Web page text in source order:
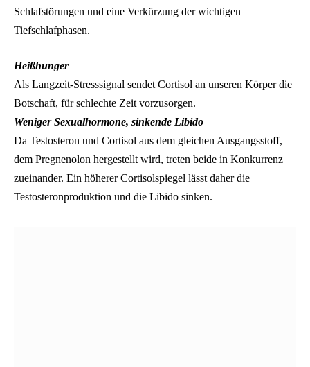
Schlafstörungen und eine Verkürzung der wichtigen
Tiefschlafphasen.
Heißhunger
Als Langzeit-Stresssignal sendet Cortisol an unseren Körper die
Botschaft, für schlechte Zeit vorzusorgen.
Weniger Sexualhormone, sinkende Libido
Da Testosteron und Cortisol aus dem gleichen Ausgangsstoff,
dem Pregnenolon hergestellt wird, treten beide in Konkurrenz
zueinander. Ein höherer Cortisolspiegel lässt daher die
Testosteronproduktion und die Libido sinken.